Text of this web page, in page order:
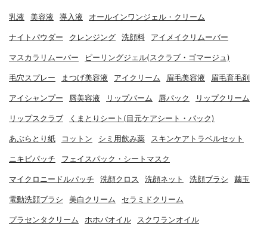
乳液 美容液 導入液 オールインワンジェル・クリーム
ナイトパウダー クレンジング 洗顔料 アイメイクリムーバー
マスカラリムーバー ピーリングジェル(スクラブ・ゴマージュ)
毛穴スプレー まつげ美容液 アイクリーム 眉毛美容液 眉毛育毛剤
アイシャンプー 唇美容液 リップバーム 唇パック リップクリーム
リップスクラブ くまとりシート(目元ケアシート・パック)
あぶらとり紙 コットン シミ用飲み薬 スキンケアトラベルセット
ニキビパッチ フェイスパック・シートマスク
マイクロニードルパッチ 洗顔クロス 洗顔ネット 洗顔ブラシ 繭玉
電動洗顔ブラシ 美白クリーム セラミドクリーム
プラセンタクリーム ホホバオイル スクワランオイル